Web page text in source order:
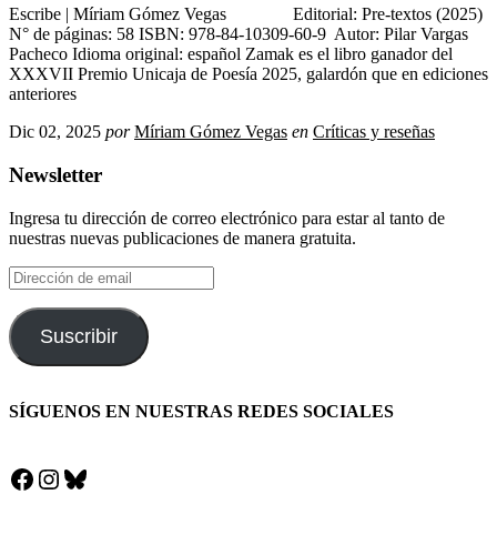
Escribe | Míriam Gómez Vegas Editorial: Pre-textos (2025)
N° de páginas: 58 ISBN: 978-84-10309-60-9 Autor: Pilar Vargas
Pacheco Idioma original: español Zamak es el libro ganador del
XXXVII Premio Unicaja de Poesía 2025, galardón que en ediciones
anteriores
Dic 02, 2025 por Míriam Gómez Vegas en Críticas y reseñas
Newsletter
Ingresa tu dirección de correo electrónico para estar al tanto de
nuestras nuevas publicaciones de manera gratuita.
Dirección
de
email
Suscribir
SÍGUENOS EN NUESTRAS REDES SOCIALES
Facebook
Instagram
Bluesky